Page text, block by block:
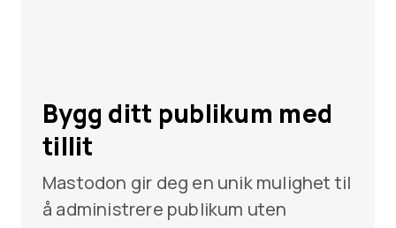
Bygg ditt publikum med
tillit
Mastodon gir deg en unik mulighet til
å administrere publikum uten